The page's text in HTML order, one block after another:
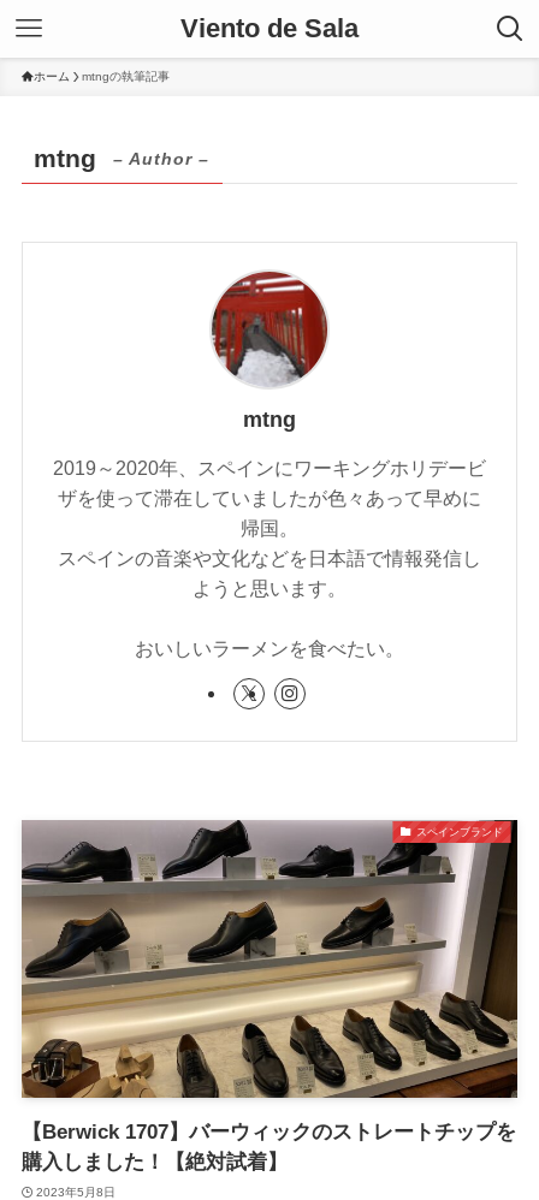
Viento de Sala
ホーム mtngの執筆記事
mtng – Author –
mtng
2019～2020年、スペインにワーキングホリデービ
ザを使って滞在していましたが色々あって早めに
帰国。
スペインの音楽や文化などを日本語で情報発信し
ようと思います。
おいしいラーメンを食べたい。
スペインブランド
【Berwick 1707】バーウィックのストレートチップを
購入しました！【絶対試着】
2023年5月8日